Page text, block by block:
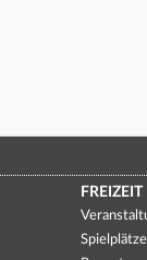
FREIZEIT
Spielplätze